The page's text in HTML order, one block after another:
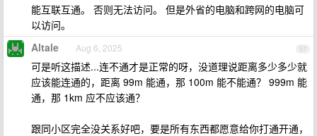
能互联互通。 否则无法访问。 但是外省的电脑和跨网的电脑可
以访问。
57
Altale Aug 6, 2025
可是听这描述...连不通才是正常的呀，没道理说距离多少多少就
应该能连通的，距离 99m 能通，那 100m 能不能通？ 999m 能
通，那 1km 应不应该通？
跟同小区完全没关系好吧，要是所有东西都愿意给你打通开通，